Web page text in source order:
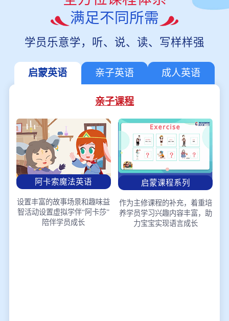
满足不同所需
学员乐意学，听、说、读、写样样强
启蒙英语 亲子英语 成人英语
亲子课程
阿卡索魔法英语
设置丰富的故事场景和趣味益
智活动设置虚拟学伴“阿卡莎”
陪伴学员成长
启蒙课程系列
作为主修课程的补充，着重培
养学员学习兴趣内容丰富，助
力宝宝实现语言成长